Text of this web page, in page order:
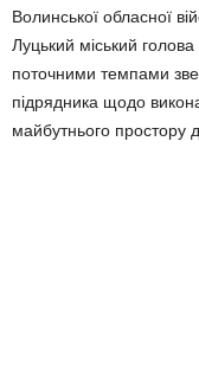
Волинської обласної
Луцький міський
поточними темпами
підрядника щодо
майбутнього простору